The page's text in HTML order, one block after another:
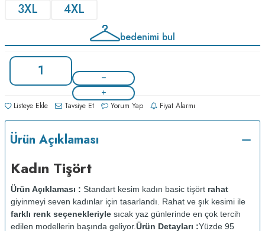
3XL
4XL
bedenimi bul
Listeye Ekle Tavsiye Et Yorum Yap Fiyat Alarmı
Ürün Açıklaması
Kadın Tişört
Ürün Açıklaması : Standart kesim kadın basic tişört rahat
giyinmeyi seven kadınlar için tasarlandı. Rahat ve şık kesimi ile
farklı renk seçenekleriyle sıcak yaz günlerinde en çok tercih
edilen modellerin başında geliyor.Ürün Detayları :Yüzde 95